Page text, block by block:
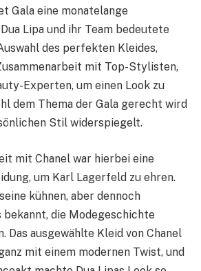
Gala eine monatelange
Lipa und ihr Team bedeutete
des perfekten Kleides,
mit Top-Stylisten,
Experten, um einen Look zu
dem Thema der Gala gerecht wird
Stil widerspiegelt.
mit Chanel war hierbei eine
um Karl Lagerfeld zu ehren.
kühnen, aber dennoch
bekannt, die Modegeschichte
Das ausgewählte Kleid von Chanel
mit einem modernen Twist, und